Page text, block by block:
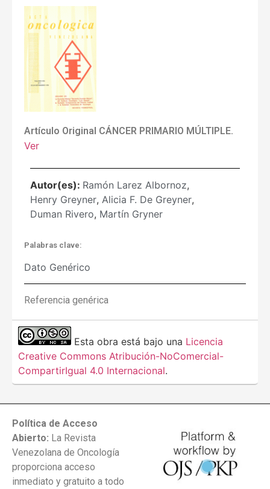
Artículo Original CÁNCER PRIMARIO MÚLTIPLE.
Ver
Autor(es): Ramón Larez Albornoz,
Henry Greyner, Alicia F. De Greyner,
Duman Rivero, Martín Gryner
Palabras clave:
Dato Genérico
Referencia genérica
Esta obra está bajo una Licencia
Creative Commons Atribución-NoComercial-
CompartirIgual 4.0 Internacional.
Política de Acceso
Abierto: La Revista
Venezolana de Oncología
proporciona acceso
inmediato y gratuito a todo